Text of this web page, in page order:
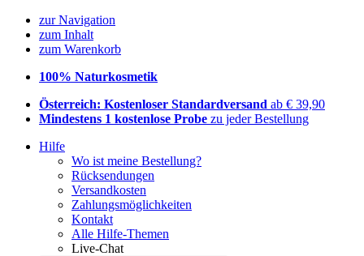
zur Navigation
zum Inhalt
zum Warenkorb
100% Naturkosmetik
Österreich: Kostenloser Standardversand ab € 39,90
Mindestens 1 kostenlose Probe zu jeder Bestellung
Hilfe
Wo ist meine Bestellung?
Rücksendungen
Versandkosten
Zahlungsmöglichkeiten
Kontakt
Alle Hilfe-Themen
Live-Chat